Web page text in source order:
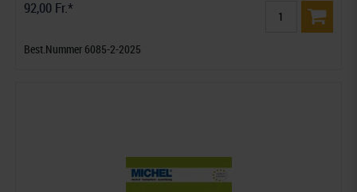
92,00 Fr.*
Best.Nummer 6085-2-2025